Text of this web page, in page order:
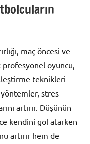
maç öncesi ve
profesyonel oyuncu,
teknikleri
stres
artırır. Düşünün
kendini gol atarken
artırır hem de